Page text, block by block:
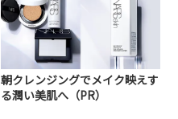
朝クレンジングでメイク映えす
る潤い美肌へ（PR）